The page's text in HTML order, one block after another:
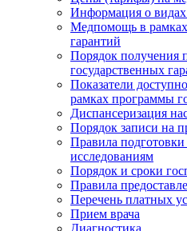
Информация о
Медпомощь в
гарантий
Порядок получения
государственных
Показатели
рамках программы
Диспансеризация
Порядок записи на
Правила
исследованиям
Порядок и сроки
Правила
Перечень платных
Прием врача